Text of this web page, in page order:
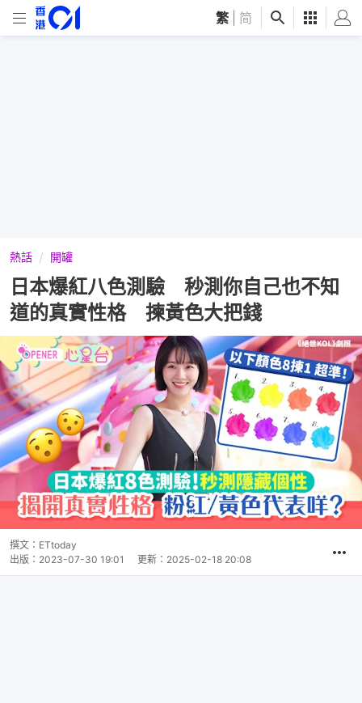
繁 简
熱話 開罐
日本爆紅八色測驗 秒測你自己也不知
道的真實性格 揀黃色大把錢
撰文： ETtoday
出版： 2023-07-30 19:01 更新： 2025-02-18 20:08